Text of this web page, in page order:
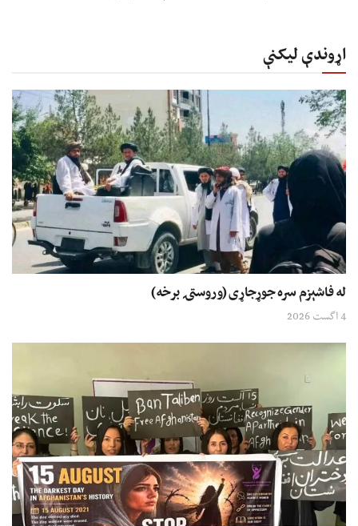
اړوندې لیکنې
له فاشېزم سره جوړجاړی (وروستۍ برخه)
4 اگست 2026